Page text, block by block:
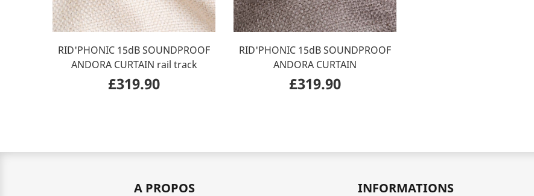
RID'PHONIC 15dB SOUNDPROOF
ANDORA CURTAIN rail track
£319.90
RID'PHONIC 15dB SOUNDPROOF
ANDORA CURTAIN
£319.90
A PROPOS INFORMATIONS